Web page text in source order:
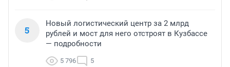
5
Новый логистический центр за 2 млрд
рублей и мост для него отстроят в Кузбассе
— подробности
5 796 5